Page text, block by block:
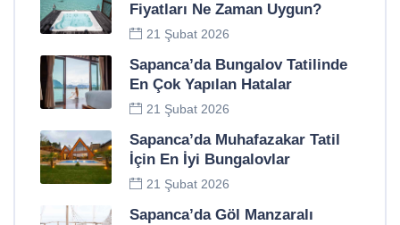
Fiyatları Ne Zaman Uygun?
21 Şubat 2026
Sapanca’da Bungalov Tatilinde
En Çok Yapılan Hatalar
21 Şubat 2026
Sapanca’da Muhafazakar Tatil
İçin En İyi Bungalovlar
21 Şubat 2026
Sapanca’da Göl Manzaralı